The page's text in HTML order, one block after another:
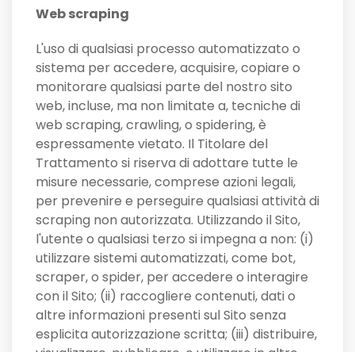
Web scraping
L'uso di qualsiasi processo automatizzato o
sistema per accedere, acquisire, copiare o
monitorare qualsiasi parte del nostro sito
web, incluse, ma non limitate a, tecniche di
web scraping, crawling, o spidering, è
espressamente vietato. Il Titolare del
Trattamento si riserva di adottare tutte le
misure necessarie, comprese azioni legali,
per prevenire e perseguire qualsiasi attività di
scraping non autorizzata. Utilizzando il Sito,
l'utente o qualsiasi terzo si impegna a non: (i)
utilizzare sistemi automatizzati, come bot,
scraper, o spider, per accedere o interagire
con il Sito; (ii) raccogliere contenuti, dati o
altre informazioni presenti sul Sito senza
esplicita autorizzazione scritta; (iii) distribuire,